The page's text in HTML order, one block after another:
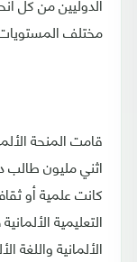
مختلف المستويات
قامت المنحة
اثني مليون طالب
كانت علمية أو
التعليمية
الألمانية واللغة